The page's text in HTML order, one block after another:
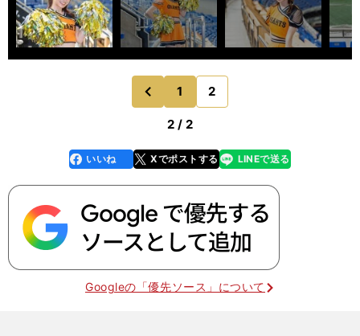
前
1 2
2 / 2
faceboo
k
いいね Xでポストする
line LINEで送る
Googleの「優先ソース」について